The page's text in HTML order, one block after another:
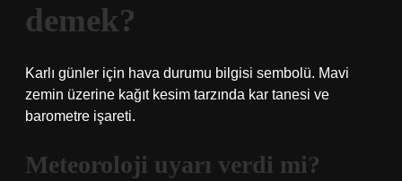
demek?
Karlı günler için hava durumu bilgisi sembolü. Mavi
zemin üzerine kağıt kesim tarzında kar tanesi ve
barometre işareti.
Meteoroloji uyarı verdi mi?